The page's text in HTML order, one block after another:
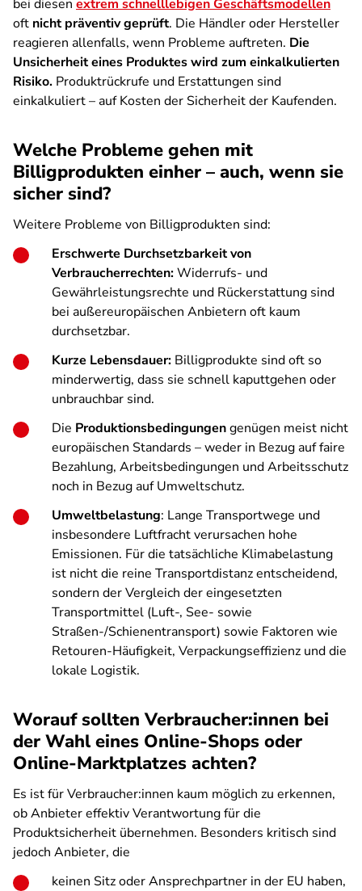
bei diesen extrem schnelllebigen Geschäftsmodellen
oft nicht präventiv geprüft. Die Händler oder Hersteller
reagieren allenfalls, wenn Probleme auftreten. Die
Unsicherheit eines Produktes wird zum einkalkulierten
Risiko. Produktrückrufe und Erstattungen sind
einkalkuliert – auf Kosten der Sicherheit der Kaufenden.
Welche Probleme gehen mit
Billigprodukten einher – auch, wenn sie
sicher sind?
Weitere Probleme von Billigprodukten sind:
Erschwerte Durchsetzbarkeit von
Verbraucherrechten:Widerrufs- und
Gewährleistungsrechte und Rückerstattung sind
bei außereuropäischen Anbietern oft kaum
durchsetzbar.
Kurze Lebensdauer: Billigprodukte sind oft so
minderwertig, dass sie schnell kaputtgehen oder
unbrauchbar sind.
Die Produktionsbedingungengenügen meist nicht
europäischen Standards – weder in Bezug auf faire
Bezahlung, Arbeitsbedingungen und Arbeitsschutz
noch in Bezug auf Umweltschutz.
Umweltbelastung: Lange Transportwege und
insbesondere Luftfracht verursachen hohe
Emissionen. Für die tatsächliche Klimabelastung
ist nicht die reine Transportdistanz entscheidend,
sondern der Vergleich der eingesetzten
Transportmittel (Luft-, See- sowie
Straßen-/Schienentransport) sowie Faktoren wie
Retouren-Häufigkeit, Verpackungseffizienz und die
lokale Logistik.
Worauf sollten Verbraucher:innen bei
der Wahl eines Online-Shops oder
Online-Marktplatzes achten?
Es ist für Verbraucher:innen kaum möglich zu erkennen,
ob Anbieter effektiv Verantwortung für die
Produktsicherheit übernehmen. Besonders kritisch sind
jedoch Anbieter, die
keinen Sitz oder Ansprechpartner in der EU haben,